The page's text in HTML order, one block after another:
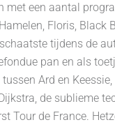
een aantal
Floris, Black
tijdens de
pan en als
Ard en
de sublieme
Tour de France.